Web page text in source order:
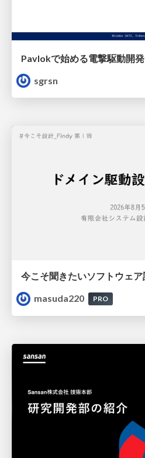
Pavlokで始める電撃駆動開発
sgrsn
masuda220
PRO